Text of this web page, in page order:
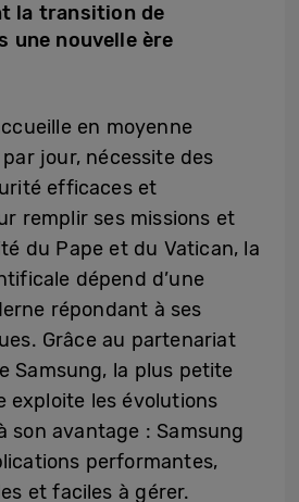
la transition de
une nouvelle ère
en moyenne
jour, nécessite des
efficaces et
remplir ses missions et
du Pape et du Vatican, la
dépend d’une
répondant à ses
Grâce au partenariat
Samsung, la plus petite
exploite les évolutions
son avantage : Samsung
performantes,
et faciles à gérer.